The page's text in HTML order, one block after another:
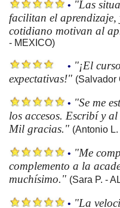
• "Las
facilitan el
cotidiano motivan al
- MEXICO)
• "¡El
expectativas!" (Salvador
• "Se me
los accesos. Escribí y
Mil gracias." (Antonio
• "Me
complemento a la
muchísimo." (Sara P. -
• "La